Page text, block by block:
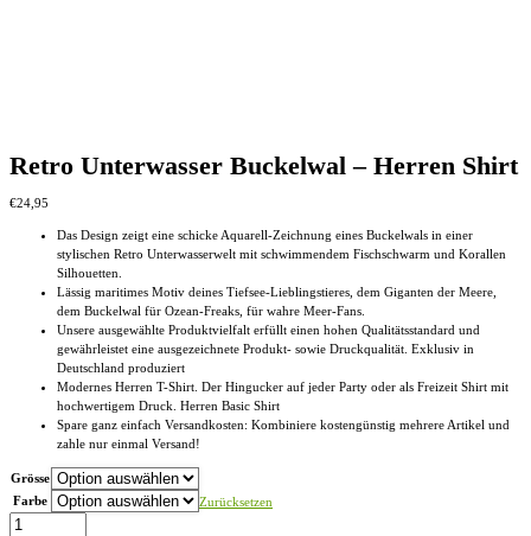
Retro Unterwasser Buckelwal – Herren Shirt
€24,95
Das Design zeigt eine schicke Aquarell-Zeichnung eines Buckelwals in einer
stylischen Retro Unterwasserwelt mit schwimmendem Fischschwarm und Korallen
Silhouetten.
Lässig maritimes Motiv deines Tiefsee-Lieblingstieres, dem Giganten der Meere,
dem Buckelwal für Ozean-Freaks, für wahre Meer-Fans.
Unsere ausgewählte Produktvielfalt erfüllt einen hohen Qualitätsstandard und
gewährleistet eine ausgezeichnete Produkt- sowie Druckqualität. Exklusiv in
Deutschland produziert
Modernes Herren T-Shirt. Der Hingucker auf jeder Party oder als Freizeit Shirt mit
hochwertigem Druck. Herren Basic Shirt
Spare ganz einfach Versandkosten: Kombiniere kostengünstig mehrere Artikel und
zahle nur einmal Versand!
Grösse
Farbe
Zurücksetzen
Retro